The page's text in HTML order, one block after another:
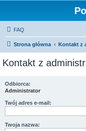
FAQ
Strona główna Kontakt z
Kontakt z
Odbiorca:
Administrator
Twój adres e-mail:
Twoja nazwa: